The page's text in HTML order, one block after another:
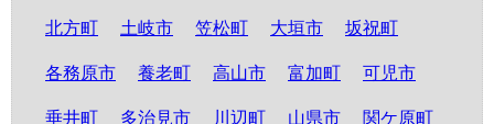
北方町 土岐市 笠松町 大垣市 坂祝町
各務原市 養老町 高山市 富加町 可児市
垂井町 多治見市 川辺町 山県市 関ケ原町